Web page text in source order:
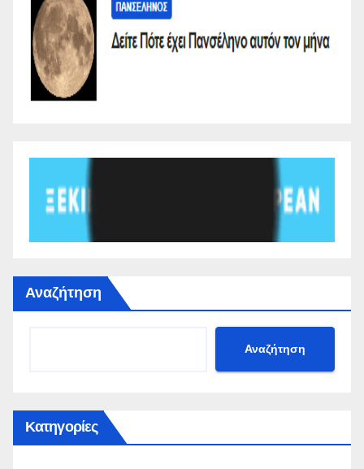
Αναζήτηση
Αναζήτηση
Κατηγορίες